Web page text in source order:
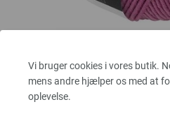
Vi bruger cookies i vores butik.
mens andre hjælper os med at
oplevelse.
COOL WOOL
100 % Ren, ny